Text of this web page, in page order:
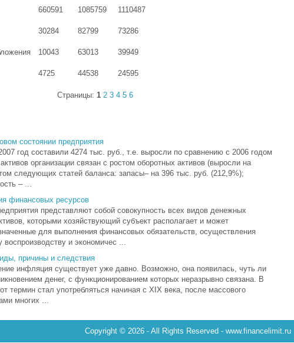
660591 1085759 1110487
30284 82799 73286
10043 63013 39949
4725 44538 24595
Страницы: 1 2 3 4 5 6
состоянии предприятия
год составили 4274 тыс. руб., т.е. выросли по сравнению с 2006 годом
организации связан с ростом оборотных активов (выросли на
следующих статей баланса: запасы– на 396 тыс. руб. (212,9%);
– ...
финансовых ресурсов
представляют собой совокупность всех видов денежных
которыми хозяйствующий субъект располагает и может
для выполнения финансовых обязательств, осуществления
воспроизводству и экономичес ...
причины и следствия
инфляция существует уже давно. Возможно, она появилась, чуть ли
денег, с функционированием которых неразрывно связана. В
термин стал употребляться начиная с XIX века, после массового
многих ...
Copyright © 2026 - All Rights Reserved - www.financelimit.ru